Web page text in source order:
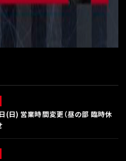
日(日) 営業時間変更（昼の部 臨時休